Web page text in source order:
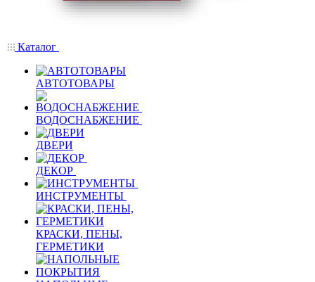
Каталог
АВТОТОВАРЫ
ВОДОСНАБЖЕНИЕ
ДВЕРИ
ДЕКОР
ИНСТРУМЕНТЫ
КРАСКИ, ПЕНЫ,
ГЕРМЕТИКИ